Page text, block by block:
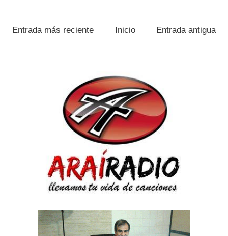
Entrada más reciente Entrada antigua
Inicio